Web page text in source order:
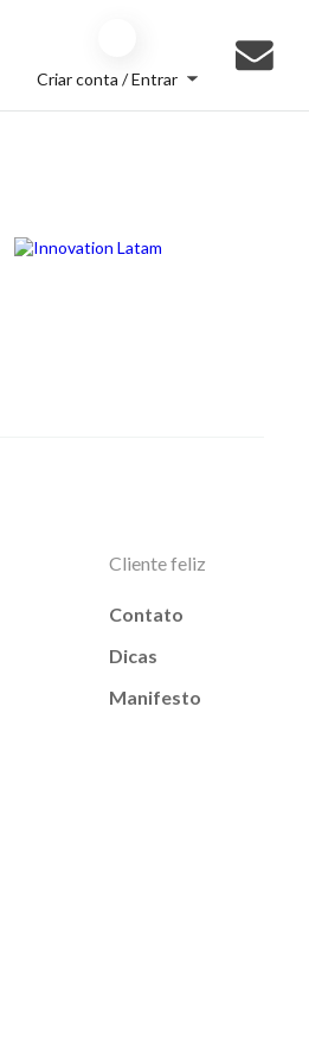
Criar conta / Entrar
Cliente feliz
Contato
Dicas
Manifesto